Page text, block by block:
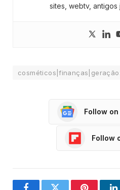
sites, webtv, antigos
Follow
Follow